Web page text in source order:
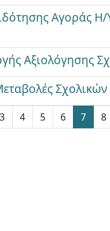
Αγοράς
Αξιολόγησης
3 4 5 6 7 8